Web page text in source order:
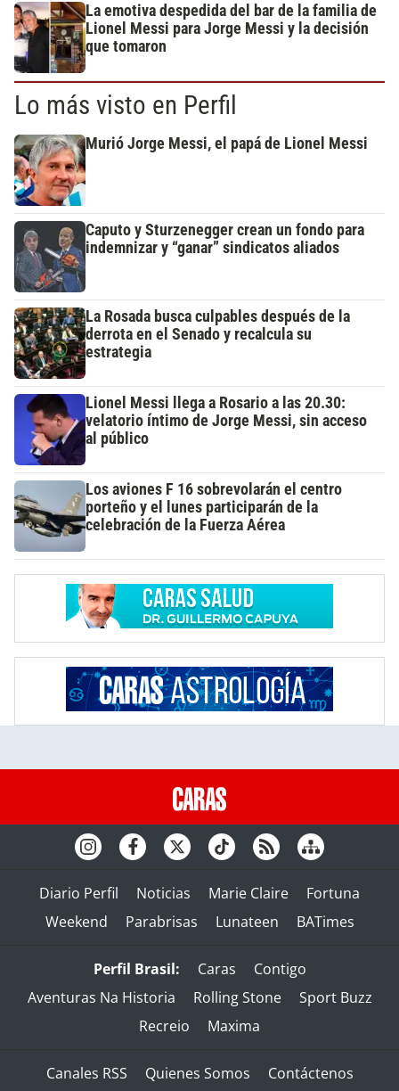
La emotiva despedida del bar de la familia de
Lionel Messi para Jorge Messi y la decisión
que tomaron
Lo más visto en Perfil
Murió Jorge Messi, el papá de Lionel Messi
Caputo y Sturzenegger crean un fondo para
indemnizar y “ganar” sindicatos aliados
La Rosada busca culpables después de la
derrota en el Senado y recalcula su
estrategia
Lionel Messi llega a Rosario a las 20.30:
velatorio íntimo de Jorge Messi, sin acceso
al público
Los aviones F 16 sobrevolarán el centro
porteño y el lunes participarán de la
celebración de la Fuerza Aérea
Diario Perfil Noticias Marie Claire
Fortuna
Weekend
Parabrisas Lunateen BATimes
Perfil Brasil: Caras
Contigo
Aventuras Na Historia
Rolling Stone
Sport Buzz
Recreio
Maxima
Canales RSS Quienes Somos Contáctenos